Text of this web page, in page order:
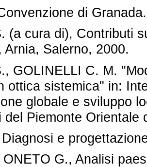
di
(a cura di), Contributi
Arnia, Salerno, 2000.
GOLINELLI C. M.
ottica sistemica" in:
globale e sviluppo
del Piemonte Orientale
e
ONETO G., Analisi